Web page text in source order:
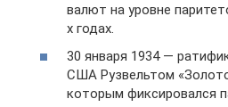
валют на уровне
х годах.
30 января 1934 —
США Рузвельтом
которым фиксировался